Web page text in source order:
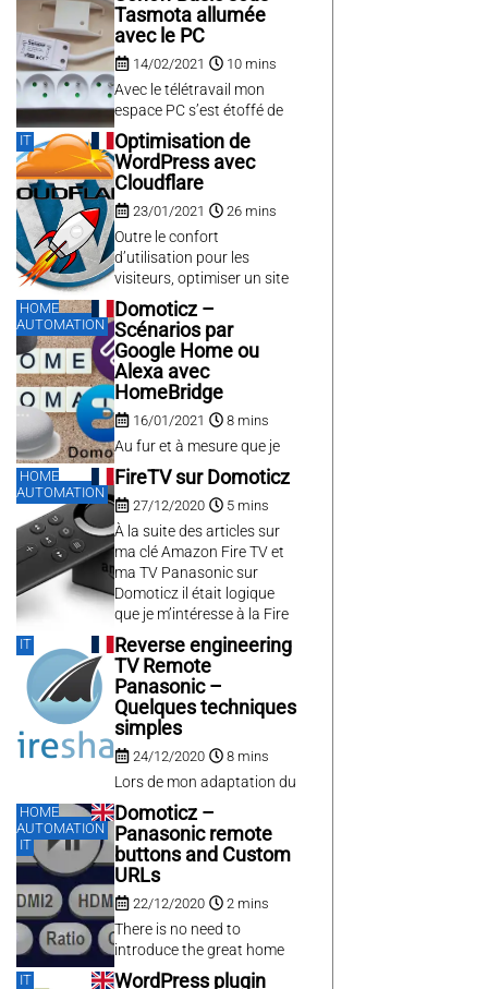
sale, which is quite a deal
for a Bluetooth smart
scale. The scale works
pretty well but has two
major drawbacks for me
that we will solve with
Domoticz, NodeRed, and
Raspberry....
Tasmota allumée
avec le PC
14/02/2021 10 mins
Avec le télétravail mon
espace PC s’est étoffé de
nombreux périphériques
pour améliorer les
conditions de travail :
clavier, souris, écran, hauts
parleurs, micro,
imprimante, carte Wifi ac,
et même avec l’hiver un
tapis de souris chauffant!
Tout ce petit monde se
branche en USB sur
plusieurs hubs USB en...
IT
Optimisation de
WordPress avec
Cloudflare
23/01/2021 26 mins
Outre le confort
d’utilisation pour les
visiteurs, optimiser un site
lui donnera une meilleure
visibilité et permettra de
décharger votre serveur et
votre bande passante.
HOME
AUTOMATION
Domoticz –
Scénarios par
Google Home ou
Alexa avec
HomeBridge
16/01/2021 8 mins
Au fur et à mesure que je
m’équipe en domotique,
mes besoins augmentent
et notamment celui de
pouvoir déclencher des
séquences
préprogrammées à partir
de Google Home ou Alexa.
HOME
AUTOMATION
FireTV sur Domoticz
27/12/2020 5 mins
À la suite des articles sur
ma clé Amazon Fire TV et
ma TV Panasonic sur
Domoticz il était logique
que je m’intéresse à la Fire
TV sur Domoticz, d’autant
plus que cette dernière
permet d’allumer la TV via
HDMI CEC, ce qui
permettrait de pallier le fait
que ma...
IT
Reverse engineering
TV Remote
Panasonic –
Quelques techniques
simples
24/12/2020 8 mins
Lors de mon adaptation du
plugin PanasonicTV de
Domoticz, il était
nécessaire de connaître un
peu mieux le
fonctionnement du
protocole UPnP de ma
télévision Panasonic
(modèle 47AS650E de
2014). Panasonic met à
HOME
AUTOMATION
IT
Domoticz –
Panasonic remote
buttons and Custom
URLs
22/12/2020 2 mins
There is no need to
introduce the great home
automation software
IT WordPress plugin